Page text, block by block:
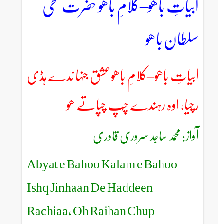
ابیاتِ باھو–کلامِ باھو حضرت سخی
سلطان باھو
ابیاتِ باھو–کلامِ باھوعشق جنہا ندے ہڈی
رچیا، اوہ رہندے چُپ چپاتے ھو
آواز: محمد ساجد سروری قادری
Abyat e Bahoo Kalam e Bahoo
Ishq Jinhaan De Haddeen
Rachiaa, Oh Raihan Chup